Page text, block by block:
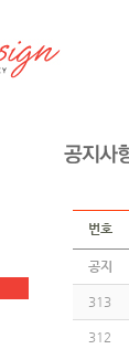
번호
공지
313
312